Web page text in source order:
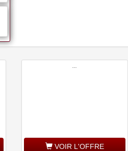
VOIR L'OFFRE